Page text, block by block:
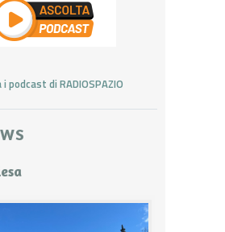
podcast di RADIOSPAZIO